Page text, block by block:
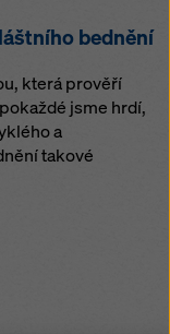
bednění
která prověří
jsme hrdí,
a
takové